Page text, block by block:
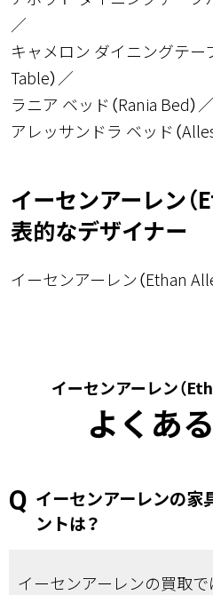
キャメロン ダイニングテー
Table）
ラニア ベッド（Rania Bed）
アレッサンドラ ベッド（
イーセンアーレン
表的なデザイナー
イーセンアーレン（Ethan
イーセンアーレン（
よくあ
イーセンアーレンの家
ントは？
イーセンアーレンの買取で